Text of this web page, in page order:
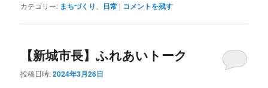
カテゴリー: まちづくり 日常 | コメントを残す
【新城市長】ふれあいトーク
投稿日時:2024年3月26日